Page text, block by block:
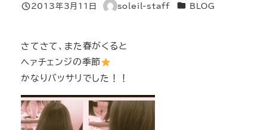
投稿日
2013年3月11日
著
soleil-staff カテゴリー
BLOG
さてさて、また春がくると
ヘァチェンジの季節
かなりバッサリでした！！